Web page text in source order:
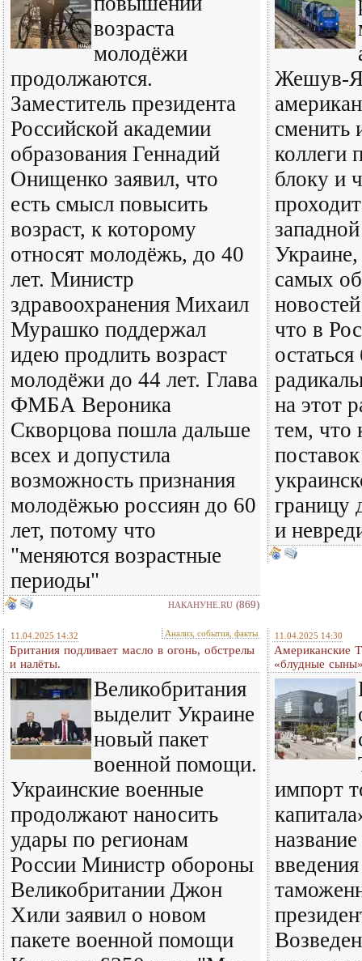
возраста
молодёжи
продолжаются.
Заместитель президента
Российской академии
образования Геннадий
Онищенко заявил, что
есть смысл повысить
возраст, к которому
относят молодёжь, до 40
лет. Министр
здравоохранения Михаил
Мурашко поддержал
идею продлить возраст
молодёжи до 44 лет. Глава
ФМБА Вероника
Скворцова пошла дальше
всех и допустила
возможность признания
молодёжью россиян до 60
лет, потому что
"меняются возрастные
периоды"
НАКАНУНЕ.RU (869)
Жешув-
сменить
коллеги
блоку и
Украине,
самых
что в
на этот
тем, что
границу
и
11.04.2025 14:32 Анализ, события, факты
Британия подливает масло в огонь, обстрелы
и налёты.
Великобритания
выделит Украине
новый пакет
военной помощи.
Украинские военные
продолжают наносить
удары по регионам
России Министр обороны
Великобритании Джон
Хили заявил о новом
пакете военной помощи
11.04.2025 14:30
Американские
«блудные
импорт